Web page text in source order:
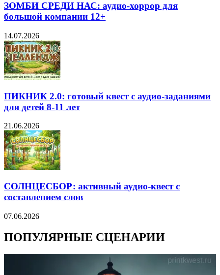
ЗОМБИ СРЕДИ НАС: аудио-хоррор для
большой компании 12+
14.07.2026
ПИКНИК 2.0: готовый квест с аудио-заданиями
для детей 8-11 лет
21.06.2026
СОЛНЦЕСБОР: активный аудио-квест с
составлением слов
07.06.2026
ПОПУЛЯРНЫЕ СЦЕНАРИИ